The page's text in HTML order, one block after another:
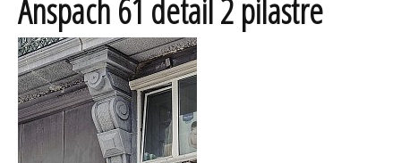
Anspach 61 detail 2 pilastre